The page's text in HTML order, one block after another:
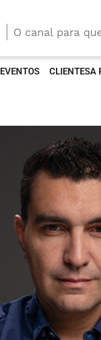
O canal para
EVENTOS CLIENTESA